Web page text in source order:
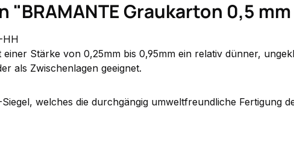
Graukarton 0,5 mm
HH
einer Stärke von 0,25mm bis 0,95mm ein relativ dünner,
als Zwischenlagen geeignet.
welches die durchgängig umweltfreundliche Fertigung